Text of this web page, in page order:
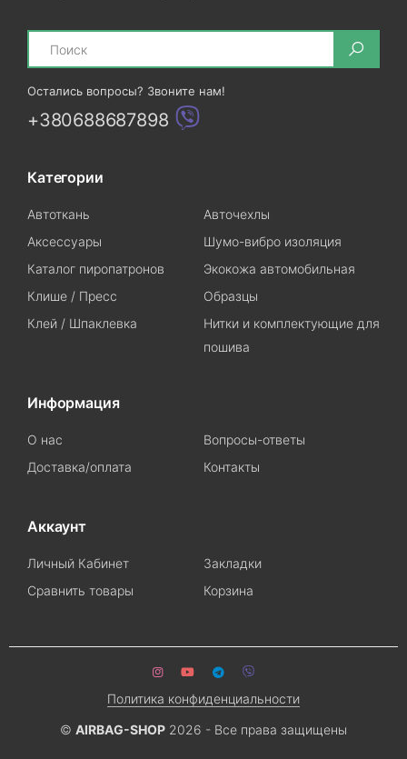
Search
Остались вопросы? Звоните нам!
+380688687898
Категории
Автоткань
Авточехлы
Аксессуары
Шумо-вибро изоляция
Каталог пиропатронов
Экокожа автомобильная
Клише / Пресс
Образцы
Клей / Шпаклевка
Нитки и комплектующие для
пошива
Информация
О нас
Вопросы-ответы
Доставка/оплата
Контакты
Аккаунт
Личный Кабинет
Закладки
Сравнить товары
Корзина
© AIRBAG-SHOP 2026 - Все права защищены
Политика конфиденциальности